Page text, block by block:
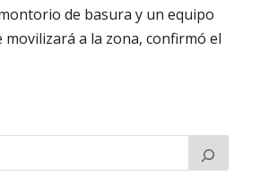
de basura y un equipo
movilizará a la zona, confirmó el